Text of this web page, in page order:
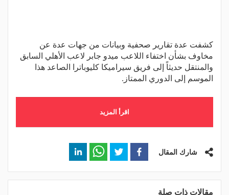
كشفت عدة تقارير صحفية وبيانات من جهات عدة عن
مخاوف بشأن اختفاء اللاعب ميدو جابر لاعب الأهلي السابق
والمنتقل حديثاً إلى فريق سيراميكا كليوباترا الصاعد هذا
الموسم إلى الدوري الممتاز.
اقرأ المزيد
شارك المقال
مقالات ذات صلة